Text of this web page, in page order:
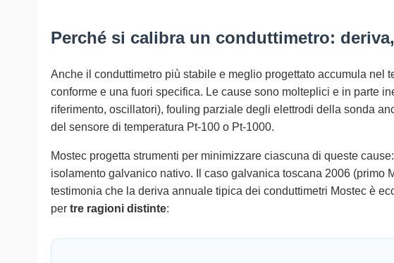
Perché si calibra un conduttimetro:
Anche il conduttimetro più stabile e meglio progettato accumula nel
conforme e una fuori specifica. Le cause sono molteplici e in parte
riferimento, oscillatori), fouling parziale degli elettrodi della sonda
del sensore di temperatura Pt-100 o Pt-1000.
Mostec progetta strumenti per minimizzare ciascuna di queste
isolamento galvanico nativo. Il caso galvanica toscana 2006
testimonia che la deriva annuale tipica dei conduttimetri Mostec è
per tre ragioni distinte: